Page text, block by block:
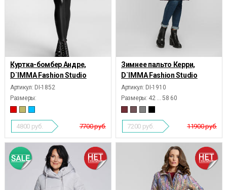
Куртка-бомбер Андре,
D`IMMA Fashion Studio
Артикул: DI-1852
Размеры:
7700 руб.
4800 руб.
Зимнее пальто Керри,
D`IMMA Fashion Studio
Артикул: DI-1910
Размеры: 42 ... 58 60
11900 руб.
7200 руб.